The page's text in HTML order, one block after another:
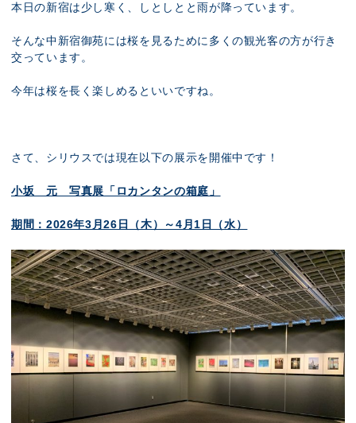
本日の新宿は少し寒く、しとしとと雨が降っています。
そんな中新宿御苑には桜を見るために多くの観光客の方が行き
交っています。
今年は桜を長く楽しめるといいですね。
さて、シリウスでは現在以下の展示を開催中です！
小坂 元 写真展「ロカンタンの箱庭」
期間：2026年3月26日（木）～4月1日（水）